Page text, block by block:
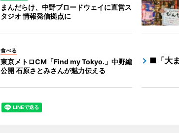
まんだらけ、中野ブロードウェイに直営ス
タジオ 情報発信拠点に
食べる
東京メトロCM「Find my Tokyo.」中野編
公開 石原さとみさんが魅力伝える
■「大